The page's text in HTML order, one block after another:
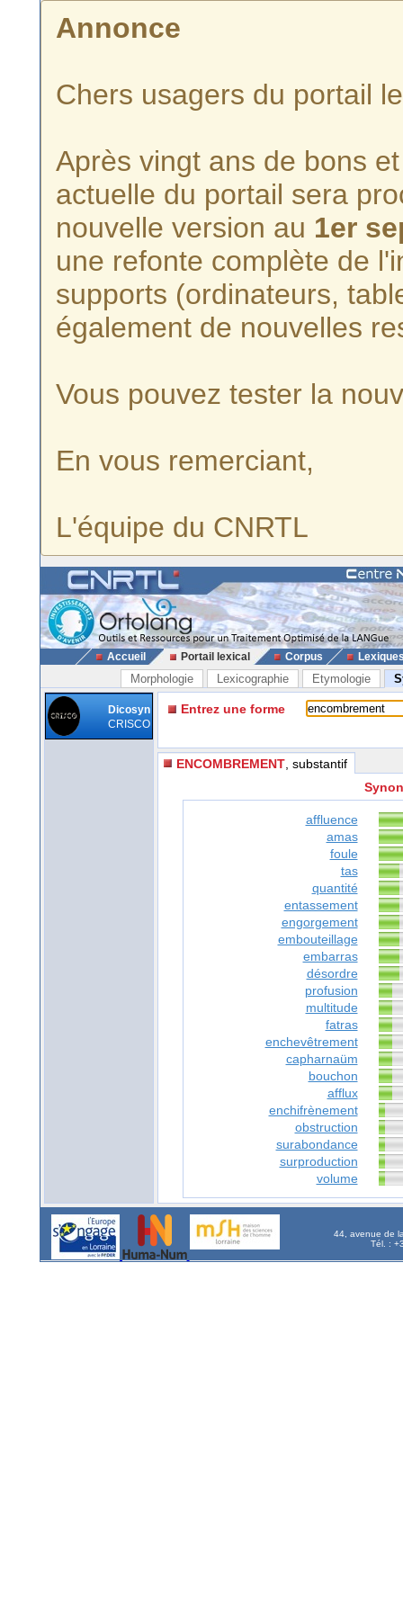
Annonce
Chers usagers du portail
Après vingt ans de bons
actuelle du portail sera
nouvelle version au 1er
une refonte complète de
supports (ordinateurs,
également de nouvelles
Vous pouvez tester la
En vous remerciant,
L'équipe du CNRTL
Accueil Portail lexical Corpus
Morphologie Lexicographie Etymologie
Dicosyn
CRISCO
Entrez une forme
ENCOMBREMENT , substantif
affluence
amas
foule
tas
quantité
entassement
engorgement
embouteillage
embarras
désordre
profusion
multitude
fatras
enchevêtrement
capharnaüm
bouchon
afflux
enchifrènement
obstruction
surabondance
surproduction
volume
44, avenue de
Tél. :